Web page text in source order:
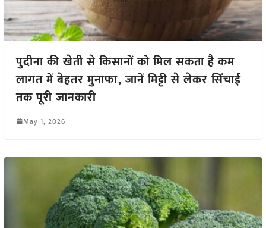
पुदीना की खेती से किसानों को मिल सकता है कम
लागत में बेहतर मुनाफा, जानें मिट्टी से लेकर सिंचाई
तक पूरी जानकारी
May 1, 2026